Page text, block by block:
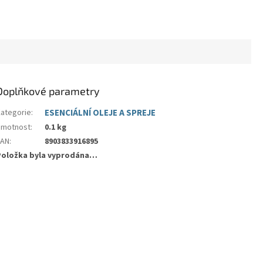
parametry
: ESENCIÁLNÍ OLEJE A SPREJE
:
0.1 kg
:
8903833916895
byla vyprodána…